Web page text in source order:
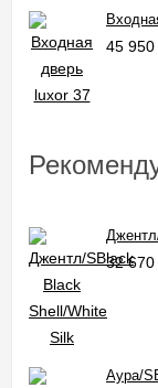
45 950
32 670
Аура/